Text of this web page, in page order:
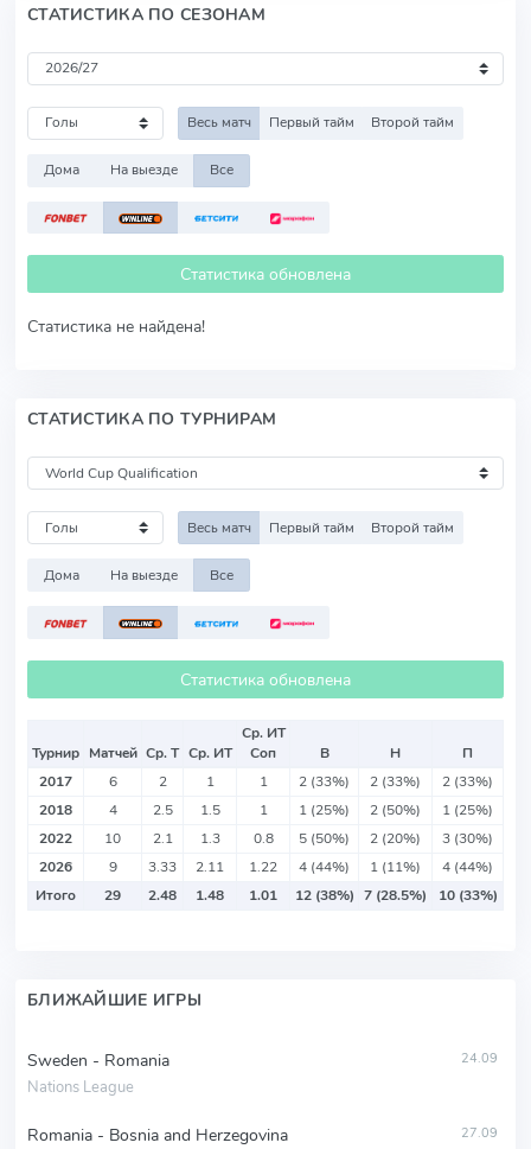
СТАТИСТИКА ПО СЕЗОНАМ
Весь матч Первый тайм Второй тайм
Дома На выезде Все
Статистика обновлена
Статистика не найдена!
СТАТИСТИКА ПО ТУРНИРАМ
Весь матч Первый тайм Второй тайм
Дома На выезде Все
Статистика обновлена
Турнир Матчей Ср. Т Ср. ИТ
Ср. ИТ
Соп
В Н
П
2017
6 2 1 1 2 (33%) 2 (33%)
2 (33%)
2018
4 2.5 1.5 1 1 (25%) 2 (50%)
1 (25%)
2022
10 2.1 1.3 0.8 5 (50%) 2 (20%)
3 (30%)
2026
9 3.33 2.11 1.22 4 (44%) 1 (11%)
4 (44%)
Итого
29 2.48 1.48 1.01 12 (38%) 7 (28.5%) 10 (33%)
БЛИЖАЙШИЕ ИГРЫ
Sweden - Romania
Nations League
24.09
Romania - Bosnia and Herzegovina 27.09